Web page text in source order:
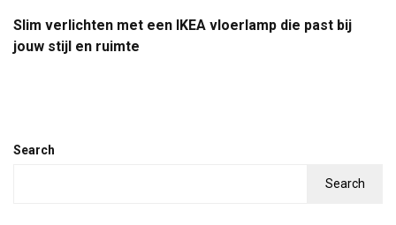
Slim verlichten met een IKEA vloerlamp die past bij
jouw stijl en ruimte
Search
Search